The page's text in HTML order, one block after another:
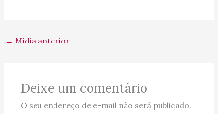
← Mídia anterior
Deixe um comentário
O seu endereço de e-mail não será publicado.